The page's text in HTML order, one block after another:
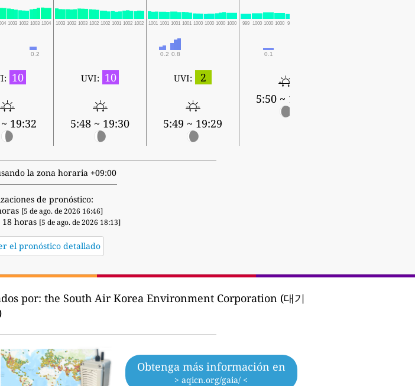
1003 1002 1003 1004 1003 1002 1003 1002 1002 1001 1002 1002 1001 1001 1001 1001 1000 1000 1000 1000 999 1000 1000 1000 999
0.2 0.2 0.8 0.1
10
19:32
UVI: 10
5:48 ~ 19:30
UVI: 2
5:49 ~ 19:29
5:50 ~ 19:28
la zona horaria +09:00
de pronóstico:
[5 de ago. de 2026 16:46]
18 horas [5 de ago. de 2026 18:13]
el pronóstico detallado
por: the South Air Korea Environment Corporation (대기
Obtenga más información en
> aqicn.org/gaia/ <